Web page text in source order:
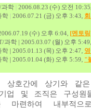
과학 | 2006.08.23 (수) 오전 10:35,
학 | 2006.07.21 (금) 오후 3:43,
(수) 오후 6:04, [멘토
과학 | 2005.03.07 (월) 오후 5:49,
학 | 2005.01.13 (목) 오후 2:47,
학 | 2005.01.04 (화) 오후 5:59, "
상호간에 상기와 같
업 및 조직은 구성
마련하여 내부적